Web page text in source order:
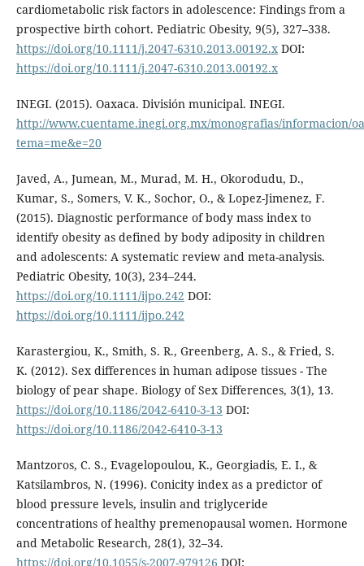
cardiometabolic risk factors in adolescence: Findings from a
prospective birth cohort. Pediatric Obesity, 9(5), 327–338.
https://doi.org/10.1111/j.2047-6310.2013.00192.xDOI:
https://doi.org/10.1111/j.2047-6310.2013.00192.x
INEGI. (2015). Oaxaca. División municipal. INEGI.
http://www.cuentame.inegi.org.mx/monografias/informacion/
tema=me&e=20
Javed, A., Jumean, M., Murad, M. H., Okorodudu, D.,
Kumar, S., Somers, V. K., Sochor, O., & Lopez-Jimenez, F.
(2015). Diagnostic performance of body mass index to
identify obesity as defined by body adiposity in children
and adolescents: A systematic review and meta-analysis.
Pediatric Obesity, 10(3), 234–244.
https://doi.org/10.1111/ijpo.242 DOI:
https://doi.org/10.1111/ijpo.242
Karastergiou, K., Smith, S. R., Greenberg, A. S., & Fried, S.
K. (2012). Sex differences in human adipose tissues - The
biology of pear shape. Biology of Sex Differences, 3(1), 13.
https://doi.org/10.1186/2042-6410-3-13 DOI:
https://doi.org/10.1186/2042-6410-3-13
Mantzoros, C. S., Evagelopoulou, K., Georgiadis, E. I., &
Katsilambros, N. (1996). Conicity index as a predictor of
blood pressure levels, insulin and triglyceride
concentrations of healthy premenopausal women. Hormone
and Metabolic Research, 28(1), 32–34.
https://doi.org/10.1055/s-2007-979126 DOI: